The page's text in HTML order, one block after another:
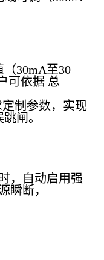
30mA至30
可依据 总
制参数，实现
闸。
，自动启用强
瞬断，